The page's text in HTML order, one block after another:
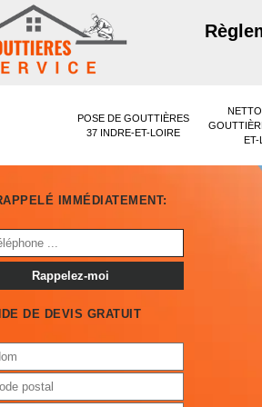
POSE DE GOUTTIÈRES
37 INDRE-ET-LOIRE
ET-
IMMÉDIATEMENT:
DE DEVIS GRATUIT